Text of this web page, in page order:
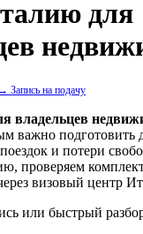
для
→ Запись на подачу
владельцев
важно подготовить
и потери
проверяем
визовый центр
или быстрый